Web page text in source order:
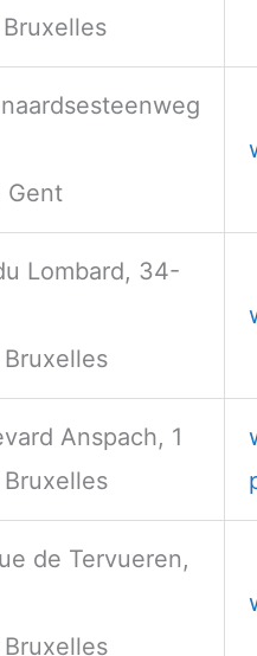
Gent
Lombard, 34-
Anspach, 1
de Tervueren,